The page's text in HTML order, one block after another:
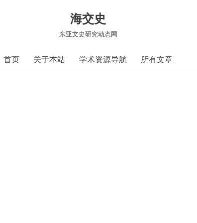
海交史
东亚文史研究动态网
首页 关于本站 学术资源导航 所有文章